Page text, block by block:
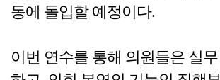
동에 돌입할 예정이다.
이번 연수를 통해 의원들은 실